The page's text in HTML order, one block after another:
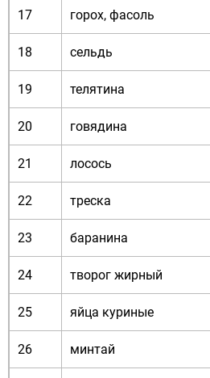
17 горох, фасоль
18 сельдь
19 телятина
20 говядина
21 лосось
22 треска
23 баранина
24 творог жирный
25 яйца куриные
26 минтай